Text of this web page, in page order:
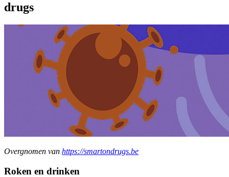
drugs
Overgnomen van https://smartondrugs.be
Roken en drinken